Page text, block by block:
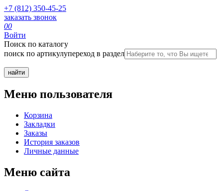
+7 (812) 350-45-25
заказать звонок
00
Войти
Поиск по каталогу
поиск по артикулупереход в раздел
Меню пользователя
Корзина
Закладки
Заказы
История заказов
Личные данные
Меню сайта